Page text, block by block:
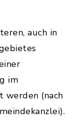
auch in
im
werden (nach